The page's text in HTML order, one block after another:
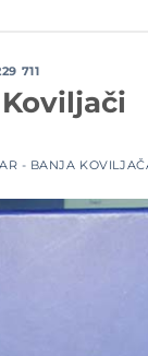
711
- BANJA